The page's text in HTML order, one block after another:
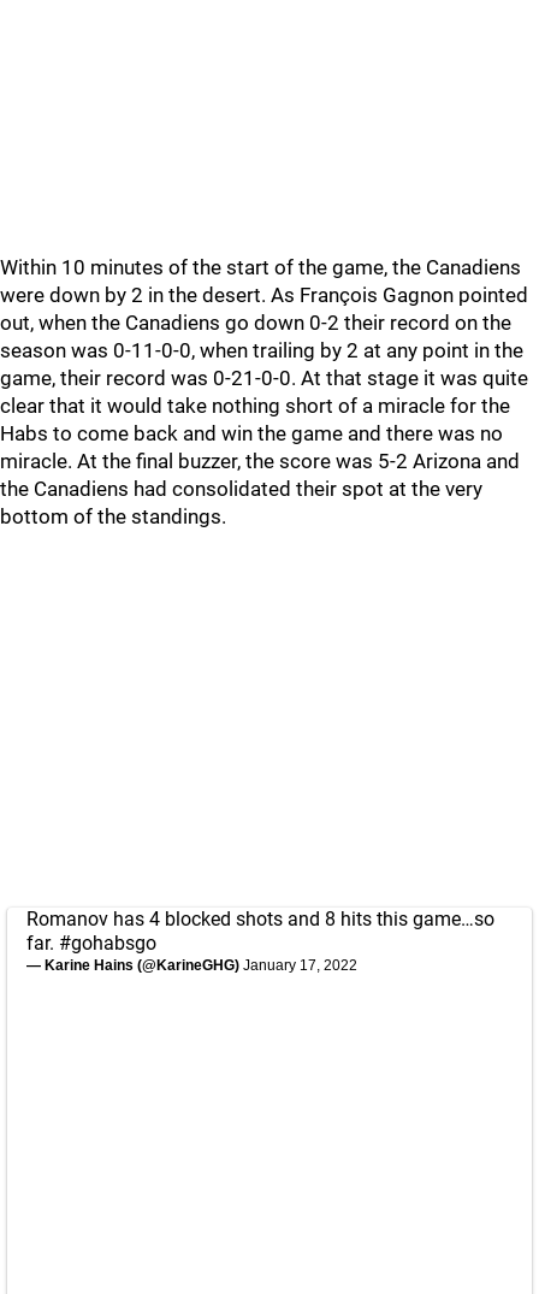
Within 10 minutes of the start of the game, the Canadiens
were down by 2 in the desert. As François Gagnon pointed
out, when the Canadiens go down 0-2 their record on the
season was 0-11-0-0, when trailing by 2 at any point in the
game, their record was 0-21-0-0. At that stage it was quite
clear that it would take nothing short of a miracle for the
Habs to come back and win the game and there was no
miracle. At the final buzzer, the score was 5-2 Arizona and
the Canadiens had consolidated their spot at the very
bottom of the standings.
Romanov has 4 blocked shots and 8 hits this game…so
far. #gohabsgo
— Karine Hains (@KarineGHG) January 17, 2022